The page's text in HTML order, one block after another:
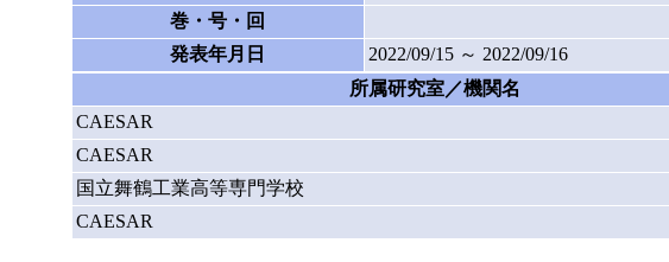
巻・号・回
発表年月日
2022/09/15 ～ 2022/09/16
所属研究室／機関名
CAESAR
CAESAR
国立舞鶴工業高等専門学校
CAESAR